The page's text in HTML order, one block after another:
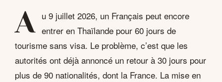
A u 9 juillet 2026, un Français peut encore
entrer en Thaïlande pour 60 jours de
tourisme sans visa. Le problème, c’est que les
autorités ont déjà annoncé un retour à 30 jours pour
plus de 90 nationalités, dont la France. La mise en